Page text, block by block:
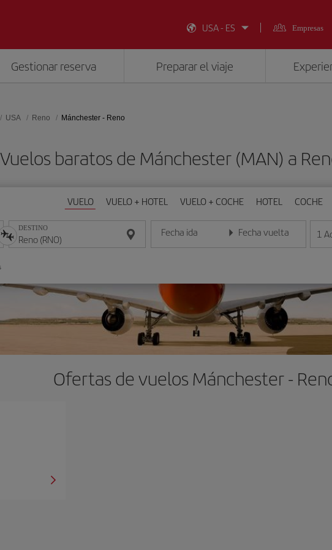
USA - ES
Empresas
Gestionar reserva Preparar el viaje
USA Reno Mánchester - Reno
Vuelos baratos de Mánchester (MAN) a
VUELO VUELO + HOTEL VUELO + COCHE HOTEL COCHE
DESTINO Fecha ida
Introduce la fecha en formato día/mes/año
Fecha vuelta
Introduce la fecha en 1
Ofertas de vuelos Mánchester -